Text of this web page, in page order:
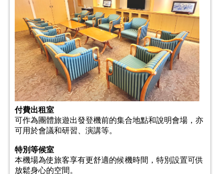
付費出租室
可作為團體旅遊出發登機前的集合地點和說明會場，亦
可用於會議和研習、演講等。
特別等候室
本機場為使旅客享有更舒適的候機時間，特別設置可供
放鬆身心的空間。